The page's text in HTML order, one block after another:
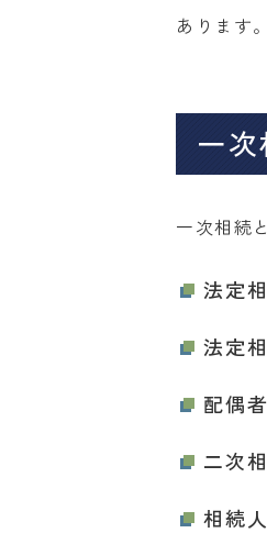
あります。
一
一次相続
法定
法定
配偶
二次
相続